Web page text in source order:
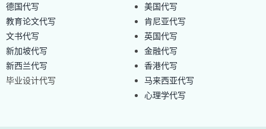
德国代写
教育论文代写
文书代写
新加坡代写
新西兰代写
毕业设计代写
美国代写
肯尼亚代写
英国代写
金融代写
香港代写
马来西亚代写
心理学代写